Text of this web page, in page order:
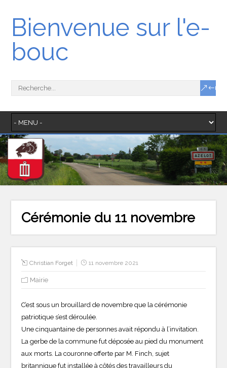
Bienvenue sur l'e-
bouc
Cérémonie du 11 novembre
Christian Forget 11 novembre 2021
Mairie
C’est sous un brouillard de novembre que la cérémonie
patriotique s’est déroulée.
Une cinquantaine de personnes avait répondu à l’invitation.
La gerbe de la commune fut déposée au pied du monument
aux morts. La couronne offerte par M. Finch, sujet
britannique fut installée à côtés des travailleurs du